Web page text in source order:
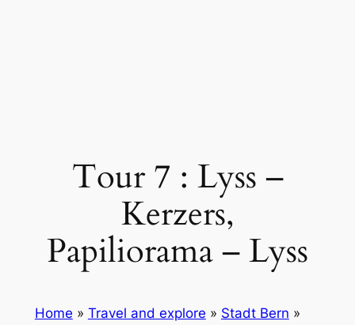
Tour 7 : Lyss –
Kerzers,
Papiliorama – Lyss
Home » Travel and explore » Stadt Bern »